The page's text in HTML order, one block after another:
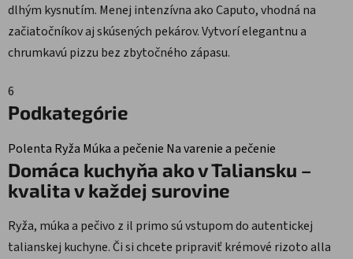
dlhým kysnutím. Menej intenzívna ako Caputo, vhodná na
začiatočníkov aj skúsených pekárov. Vytvorí elegantnu a
chrumkavú pizzu bez zbytočného zápasu.
6
Podkategórie
Polenta Ryža Múka a pečenie Na varenie a pečenie
Domáca kuchyňa ako v Taliansku –
kvalita v každej surovine
Ryža, múka a pečivo z il primo sú vstupom do autentickej
talianskej kuchyne. Či si chcete pripraviť krémové rizoto alla